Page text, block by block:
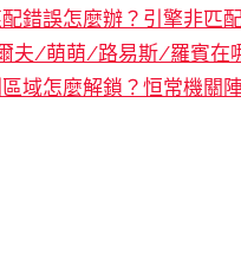
錯誤怎麼辦？引擎非匹
夫/萌萌/路易斯/羅賓在
域怎麼解鎖？恒常機關